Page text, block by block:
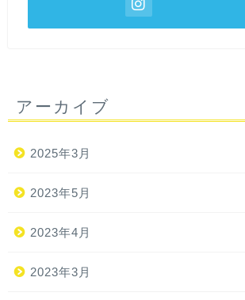
アーカイブ
2025年3月
2023年5月
2023年4月
2023年3月